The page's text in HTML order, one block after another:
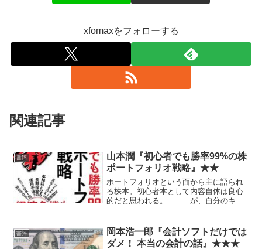
xfomaxをフォローする
関連記事
書評
山本潤『初心者でも勝率99%の株
ポートフォリオ戦略』★★
ポートフォリオという面から主に語られ
る株本。初心者本として内容自体は良心
的だと思われる。 ……が、自分のキャ
ビミョーに引っかかる部分も。
書評
岡本浩一郎『会計ソフトだけでは
ダメ！ 本当の会計の話』★★★